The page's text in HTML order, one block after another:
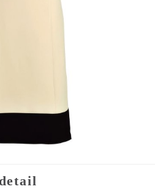
detail